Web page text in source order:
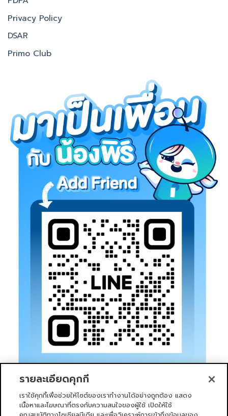
Privacy Policy
DSAR
Primo Club
รายละเอียดคุกกี้
เราใช้คุกกี้เพื่อช่วยให้ไซต์ของเราทำงานได้อย่างถูกต้อง แสดง
เนื้อหาและโฆษณาที่ตรงกับความสนใจของผู้ใช้ เปิดให้ใช้